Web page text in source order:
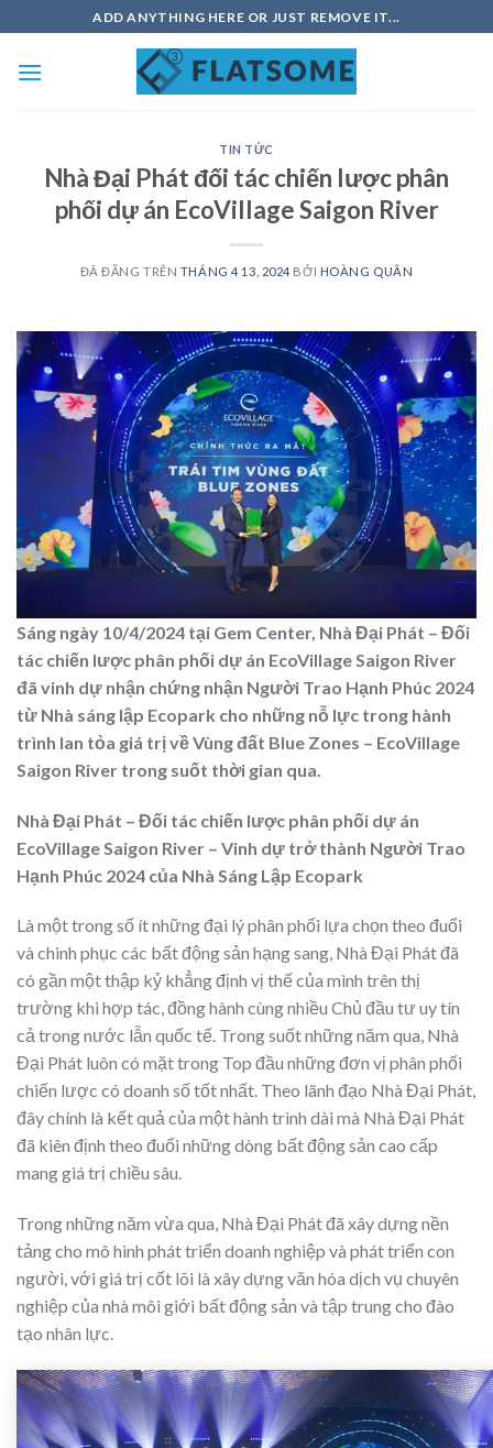
đến
nội
ADD ANYTHING HERE OR JUST REMOVE IT...
TIN TỨC
Nhà Đại Phát đối tác chiến lược phân
phối dự án EcoVillage Saigon River
ĐÃ ĐĂNG TRÊN THÁNG 4 13, 2024 BỞI HOÀNG QUÂN
Sáng ngày 10/4/2024 tại Gem Center, Nhà Đại Phát – Đối
tác chiến lược phân phối dự án EcoVillage Saigon River
đã vinh dự nhận chứng nhận Người Trao Hạnh Phúc 2024
từ Nhà sáng lập Ecopark cho những nỗ lực trong hành
trình lan tỏa giá trị về Vùng đất Blue Zones – EcoVillage
Saigon River trong suốt thời gian qua.
Nhà Đại Phát – Đối tác chiến lược phân phối dự án
EcoVillage Saigon River – Vinh dự trở thành Người Trao
Hạnh Phúc 2024 của Nhà Sáng Lập Ecopark
Là một trong số ít những đại lý phân phối lựa chọn theo đuổi
và chinh phục các bất động sản hạng sang, Nhà Đại Phát đã
có gần một thập kỷ khẳng định vị thế của mình trên thị
trường khi hợp tác, đồng hành cùng nhiều Chủ đầu tư uy tín
cả trong nước lẫn quốc tế. Trong suốt những năm qua, Nhà
Đại Phát luôn có mặt trong Top đầu những đơn vị phân phối
chiến lược có doanh số tốt nhất. Theo lãnh đạo Nhà Đại Phát,
đây chính là kết quả của một hành trình dài mà Nhà Đại Phát
đã kiên định theo đuổi những dòng bất động sản cao cấp
mang giá trị chiều sâu.
Trong những năm vừa qua, Nhà Đại Phát đã xây dựng nền
tảng cho mô hình phát triển doanh nghiệp và phát triển con
người, với giá trị cốt lõi là xây dựng văn hóa dịch vụ chuyên
nghiệp của nhà môi giới bất động sản và tập trung cho đào
tạo nhân lực.